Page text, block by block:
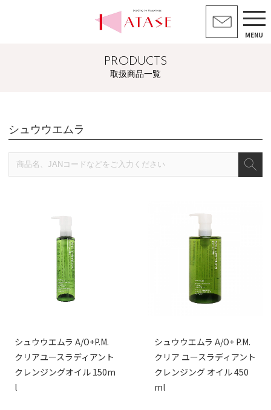
MENU
PRODUCTS
取扱商品一覧
シュウウエムラ
シュウウエムラ A/O+P.M.
クリアユースラディアント
クレンジングオイル 150m
l
シュウウエムラ A/O+ P.M.
クリア ユースラディアント
クレンジング オイル 450
ml